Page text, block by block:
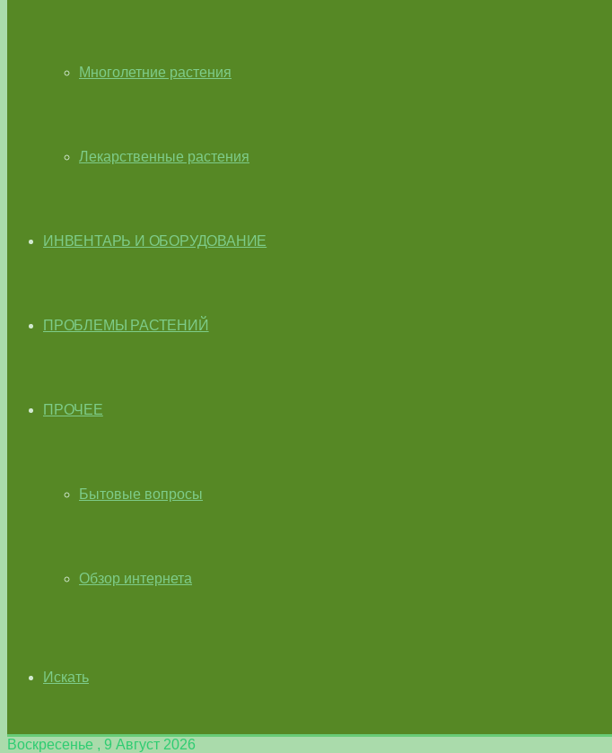
Многолетние растения
Лекарственные растения
ИНВЕНТАРЬ И ОБОРУДОВАНИЕ
ПРОБЛЕМЫ РАСТЕНИЙ
ПРОЧЕЕ
Бытовые вопросы
Обзор интернета
Искать
Воскресенье , 9 Август 2026